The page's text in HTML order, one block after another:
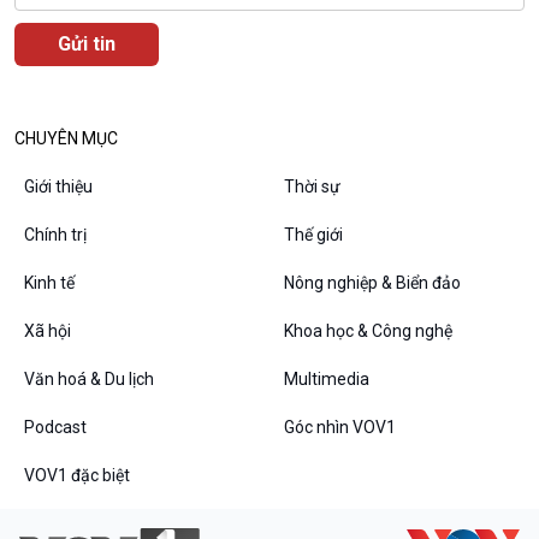
Văn hoá & Du lịch
Câu chuyện Thể thao
E-Magazine
Bình luận
Dòng chảy sự kiện
CHUYÊN MỤC
Giới thiệu Thời sự
Chính trị Thế giới
Kinh tế Nông nghiệp & Biển đảo
Xã hội Khoa học & Công nghệ
Văn hoá & Du lịch Multimedia
Podcast Góc nhìn VOV1
VOV1 đặc biệt